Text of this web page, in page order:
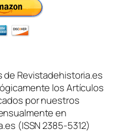
de Revistadehistoria.es
los Artículos
por nuestros
en
(ISSN 2385-5312)